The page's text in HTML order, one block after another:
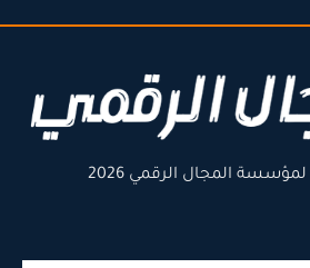
المجال الرقمي 2026